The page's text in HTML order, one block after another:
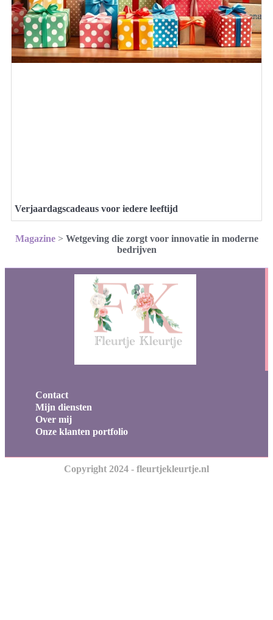
Verjaardagscadeaus voor iedere leeftijd
Magazine> Wetgeving die zorgt voor innovatie in moderne
bedrijven
Contact
Mijn diensten
Over mij
Onze klanten portfolio
Copyright 2024 - fleurtjekleurtje.nl